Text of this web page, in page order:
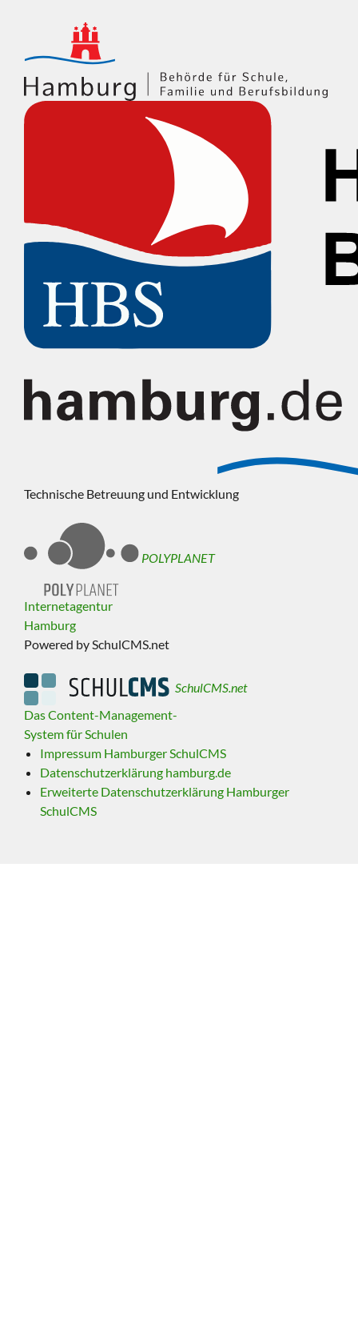
Technische Betreuung und Entwicklung
POLYPLANET
Internetagentur
Hamburg
Powered by SchulCMS.net
SchulCMS.net
Das Content-Management-
System für Schulen
Impressum Hamburger SchulCMS
Datenschutzerklärung hamburg.de
Erweiterte Datenschutzerklärung Hamburger
SchulCMS